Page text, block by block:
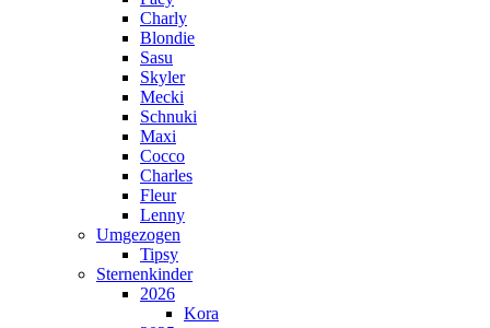
Charly
Blondie
Sasu
Skyler
Mecki
Schnuki
Maxi
Cocco
Charles
Fleur
Lenny
Umgezogen
Tipsy
Sternenkinder
2026
Kora